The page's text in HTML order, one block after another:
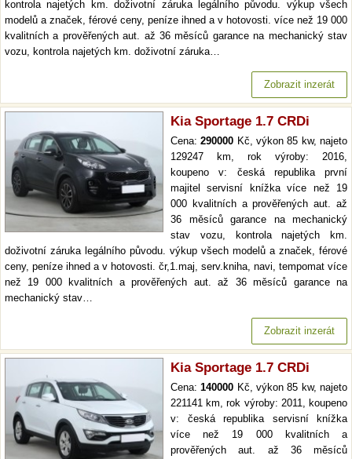
kontrola najetých km. doživotní záruka legálního původu. výkup všech
modelů a značek, férové ceny, peníze ihned a v hotovosti. více než 19 000
kvalitních a prověřených aut. až 36 měsíců garance na mechanický stav
vozu, kontrola najetých km. doživotní záruka…
Zobrazit inzerát
Kia Sportage 1.7 CRDi
Cena:290000 Kč, výkon 85 kw, najeto
129247 km, rok výroby: 2016,
koupeno v: česká republika první
majitel servisní knížka více než 19
000 kvalitních a prověřených aut. až
36 měsíců garance na mechanický
stav vozu, kontrola najetých km.
doživotní záruka legálního původu. výkup všech modelů a značek, férové
ceny, peníze ihned a v hotovosti. čr,1.maj, serv.kniha, navi, tempomat více
než 19 000 kvalitních a prověřených aut. až 36 měsíců garance na
mechanický stav…
Zobrazit inzerát
Kia Sportage 1.7 CRDi
Cena:140000 Kč, výkon 85 kw, najeto
221141 km, rok výroby: 2011, koupeno
v: česká republika servisní knížka
více než 19 000 kvalitních a
prověřených aut. až 36 měsíců